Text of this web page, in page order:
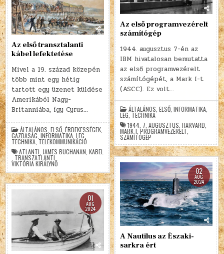
Az első programvezérelt
számítógép
1944. augusztus 7-én az
IBM hivatalosan bemutatta
az első programvezérelt
számítógépét, a Mark I-t
(ASCC). Ez volt…
ÁLTALÁNOS ,ELSŐ ,INFORMATIKA
LEG TECHNIKA
1944 7 ,AUGUSZTUS ,HARVARD
MARK-I ,PROGRAMVEZÉRELT
SZÁMÍTÓGÉP
Az első transztalanti
kábel lefektetése
Mivel a 19. század közepén
több mint egy hétig
tartott egy üzenet küldése
Amerikából Nagy-
Britanniába, így Cyrus…
ÁLTALÁNOS,ELSŐ,ÉRDEKESSÉGEK,
GAZDASÁG,INFORMATIKA,LEG,
TECHNIKA,TELEKOMMUNIKÁCIÓ
ATLANTI,JAMES BUCHANAN,KABEL
, TRANSZATLANTI,
VIKTÓRIA KIRÁLYNŐ
02
AUG
2024
A Nautilus az Északi-
sarkra ért
01
AUG
2024